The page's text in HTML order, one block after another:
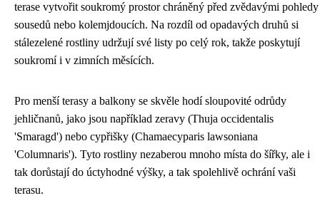
terase vytvořit soukromý prostor chráněný před zvědavými pohledy
sousedů nebo kolemjdoucích. Na rozdíl od opadavých druhů si
stálezelené rostliny udržují své listy po celý rok, takže poskytují
soukromí i v zimních měsících.
Pro menší terasy a balkony se skvěle hodí sloupovité odrůdy
jehličnanů, jako jsou například zeravy (Thuja occidentalis
'Smaragd') nebo cypřišky (Chamaecyparis lawsoniana
'Columnaris'). Tyto rostliny nezaberou mnoho místa do šířky, ale i
tak dorůstají do úctyhodné výšky, a tak spolehlivě ochrání vaši
terasu.